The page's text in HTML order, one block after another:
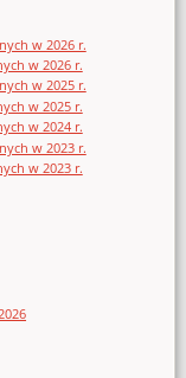
w 2026 r.
w 2026 r.
w 2025 r.
w 2025 r.
w 2024 r.
w 2023 r.
w 2023 r.